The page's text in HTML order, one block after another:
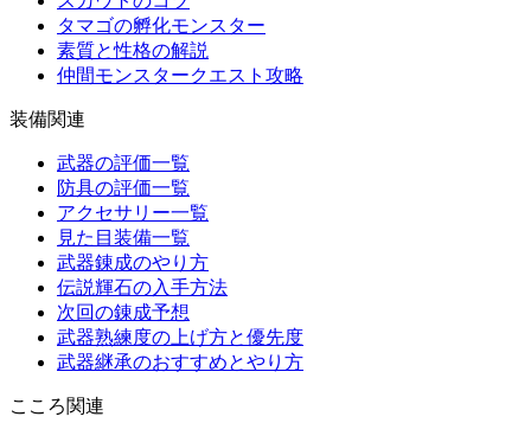
タマゴの孵化モンスター
素質と性格の解説
仲間モンスタークエスト攻略
装備関連
武器の評価一覧
防具の評価一覧
アクセサリー一覧
見た目装備一覧
武器錬成のやり方
伝説輝石の入手方法
次回の錬成予想
武器熟練度の上げ方と優先度
武器継承のおすすめとやり方
こころ関連